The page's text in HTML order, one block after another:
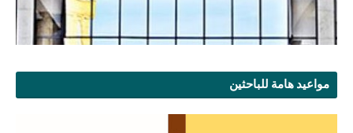
مواعيد هامة للباحثين